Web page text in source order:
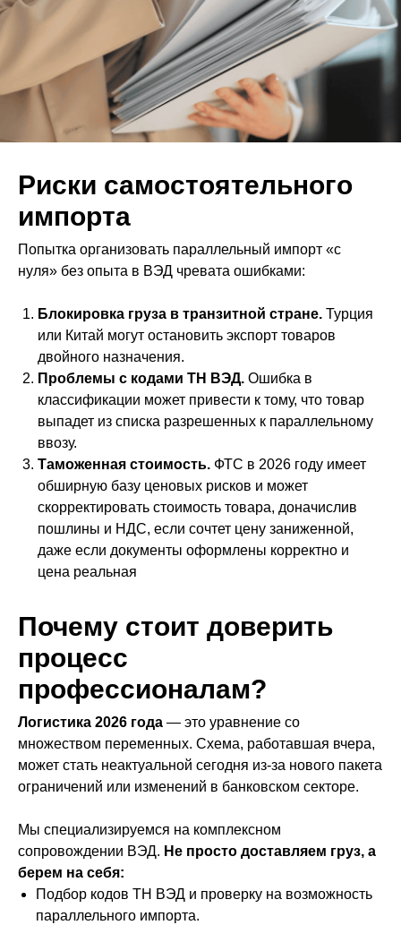
Риски самостоятельного
импорта
Попытка организовать параллельный импорт «с
нуля» без опыта в ВЭД чревата ошибками:
Блокировка груза в транзитной стране. Турция
или Китай могут остановить экспорт товаров
двойного назначения.
Проблемы с кодами ТН ВЭД. Ошибка в
классификации может привести к тому, что товар
выпадет из списка разрешенных к параллельному
ввозу.
Таможенная стоимость. ФТС в 2026 году имеет
обширную базу ценовых рисков и может
скорректировать стоимость товара, доначислив
пошлины и НДС, если сочтет цену заниженной,
даже если документы оформлены корректно и
цена реальная
Почему стоит доверить
процесс
профессионалам?
Логистика 2026 года — это уравнение со
множеством переменных. Схема, работавшая вчера,
может стать неактуальной сегодня из-за нового пакета
ограничений или изменений в банковском секторе.
Мы специализируемся на комплексном
сопровождении ВЭД. Не просто доставляем груз, а
берем на себя:
Подбор кодов ТН ВЭД и проверку на возможность
параллельного импорта.